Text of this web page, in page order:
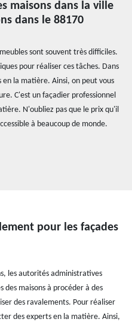
maisons dans la ville
dans le 88170
sont souvent très difficiles.
pour réaliser ces tâches. Dans
la matière. Ainsi, on peut vous
C'est un façadier professionnel
N'oubliez pas que le prix qu'il
à beaucoup de monde.
pour les façades
les autorités administratives
maisons à procéder à des
des ravalements. Pour réaliser
des experts en la matière. Ainsi,